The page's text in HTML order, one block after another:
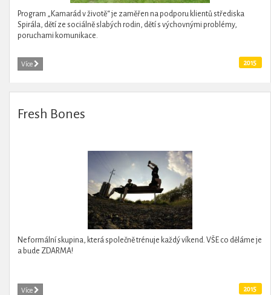
Program „Kamarád v životě“ je zaměřen na podporu klientů střediska
Spirála, dětí ze sociálně slabých rodin, dětí s výchovnými problémy,
poruchami komunikace.
Více 2015
Fresh Bones
Neformální skupina, která společně trénuje každý víkend. VŠE co děláme je
a bude ZDARMA!
Více 2015